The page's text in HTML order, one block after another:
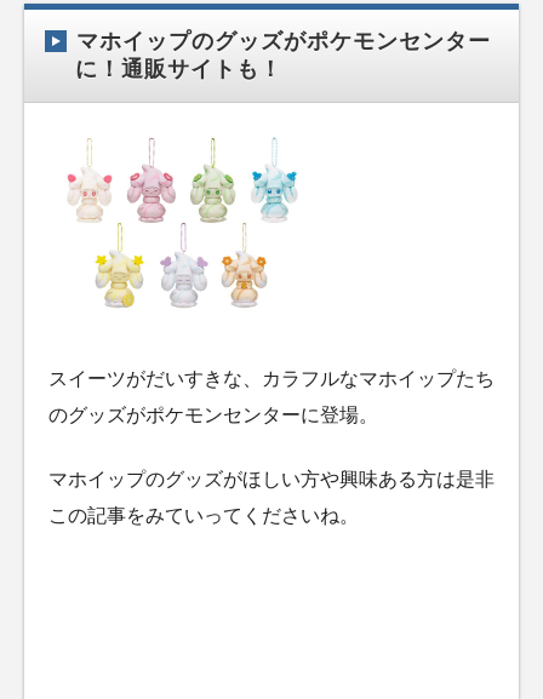
マホイップのグッズがポケモンセンター
に！通販サイトも！
スイーツがだいすきな、カラフルなマホイップたち
のグッズがポケモンセンターに登場。
マホイップのグッズがほしい方や興味ある方は是非
この記事をみていってくださいね。